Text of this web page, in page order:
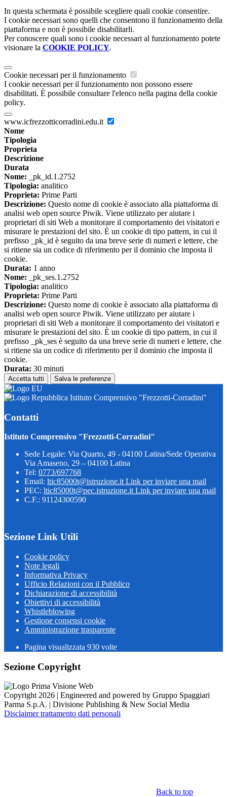
In questa schermata è possibile scegliere quali cookie consentire.
I cookie necessari sono quelli che consentono il funzionamento della
piattaforma e non è possibile disabilitarli.
Per conoscere quali sono i cookie necessari al funzionamento potete
visionare la COOKIE POLICY.
Cookie necessari per il funzionamento
I cookie necessari per il funzionamento non possono essere
disabilitati. È possibile consultare l'elenco nella pagina della cookie
policy.
www.icfrezzotticorradini.edu.it
Nome
Tipologia
Proprieta
Descrizione
Durata
Nome: _pk_id.1.2752
Tipologia: analitico
Proprieta: Prime Parti
Descrizione: Questo nome di cookie è associato alla piattaforma di
analisi web open source Piwik. Viene utilizzato per aiutare i
proprietari di siti Web a monitorare il comportamento dei visitatori e
misurare le prestazioni del sito. È un cookie di tipo pattern, in cui il
prefisso _pk_id è seguito da una breve serie di numeri e lettere, che
si ritiene sia un codice di riferimento per il dominio che imposta il
cookie.
Durata: 1 anno
Nome: _pk_ses.1.2752
Tipologia: analitico
Proprieta: Prime Parti
Descrizione: Questo nome di cookie è associato alla piattaforma di
analisi web open source Piwik. Viene utilizzato per aiutare i
proprietari di siti Web a monitorare il comportamento dei visitatori e
misurare le prestazioni del sito. È un cookie di tipo pattern, in cui il
prefisso _pk_ses è seguito da una breve serie di numeri e lettere, che
si ritiene sia un codice di riferimento per il dominio che imposta il
cookie.
Durata: 30 minuti
Accetta tutti Salva le preferenze
Istituto Comprensivo "Frezzotti-Corradini"
Contatti
Istituto Comprensivo "Frezzotti-Corradini"
Sede Legale: Via Quarto, 49 - 04100 Latina/Sede Operativa
Via Amaseno, 29 – 04100 Latina
Tel: 0773/697768
Email: ltic85000t@istruzione.itLink per inviare una mail
PEC: ltic85000t@pec.istruzione.itLink per inviare una mail
C.F.: 91124300590
Sezione Link Utili
Cookie policy
Note legali
Informativa Privacy
Ufficio Relazioni con il Pubblico
Dichiarazione di accessibilità
Obiettivi di accessibilità
Whistleblowing
Gestione consensi cookie
Amministrazione trasparente
Pagina visualizzata 930 volte
Sezione Copyright
Copyright 2026 | Engineered and powered by Gruppo Spaggiari
Parma S.p.A. | Divisione Publishing & New Social Media
Disclaimer trattamento dati personali
Back to top